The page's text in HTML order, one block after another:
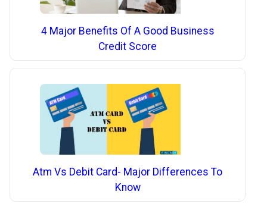
4 Major Benefits Of A Good Business
Credit Score
Atm Vs Debit Card- Major Differences To
Know